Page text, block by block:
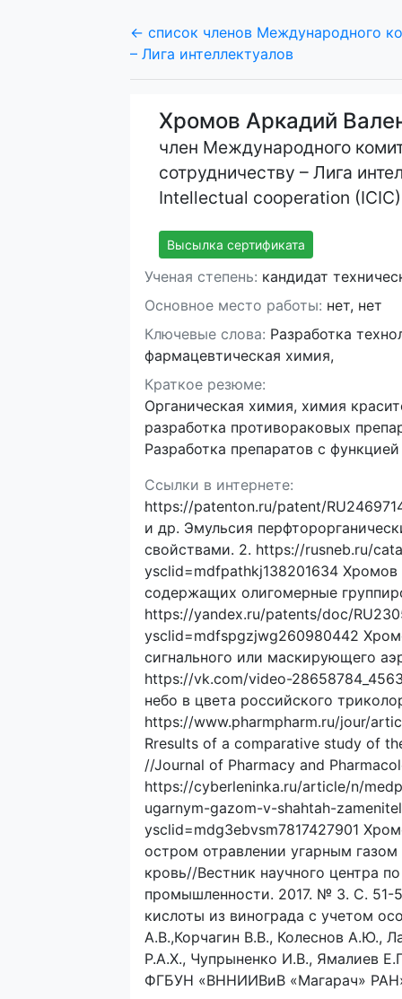
← список членов Международного
– Лига интеллектуалов
Хромов Аркадий
член Международного
сотрудничеству – Лига
Intellectual cooperation (ICIC)
Высылка сертификата
Ученая степень: кандидат
Основное место работы: нет, нет
Ключевые слова: Разработка
фармацевтическая химия,
Краткое резюме:
Органическая химия, химия
разработка противораковых
Разработка препаратов с
Ссылки в интернете:
https://patenton.ru/patent/
и др. Эмульсия
свойствами. 2. https://rusneb.ru/
ysclid=mdfpathkj138201634 Хромов
содержащих олигомерные
https://yandex.ru/patents/doc/
ysclid=mdfspgzjwg260980442
сигнального или маскирующего
https://vk.com/video-
небо в цвета российского
https://www.pharmpharm.ru/jour/
Rresults of a comparative study of
//Journal of Pharmacy and
https://cyberleninka.ru/article/n/
ugarnym-gazom-v-shahtah-
ysclid=mdg3ebvsm7817427901
остром отравлении угарным
кровь//Вестник научного центра
промышленности. 2017. № 3. С. 51-
кислоты из винограда с учетом
А.В.,Корчагин В.В., Колеснов А.Ю.,
Р.А.Х., Чупрыненко И.В., Ямалиев
ФГБУН «ВННИИВиВ «Магарач»